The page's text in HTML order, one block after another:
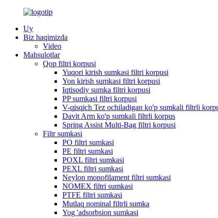
Uy
Biz haqimizda
Video
Mahsulotlar
Qop filtri korpusi
Yuqori kirish sumkasi filtri korpusi
Yon kirish sumkasi filtri korpusi
Iqtisodiy sumka filtri korpusi
PP sumkasi filtri korpusi
V-qisqich Tez ochiladigan ko'p sumkali filtrli
Davit Arm ko'p sumkali filtrli korpus
Spring Assist Multi-Bag filtri korpusi
Filtr sumkasi
PO filtri sumkasi
PE filtri sumkasi
POXL filtri sumkasi
PEXL filtri sumkasi
Neylon monofilament filtri sumkasi
NOMEX filtri sumkasi
PTFE filtri sumkasi
Mutlaq nominal filtrli sumka
Yog 'adsorbsion sumkasi